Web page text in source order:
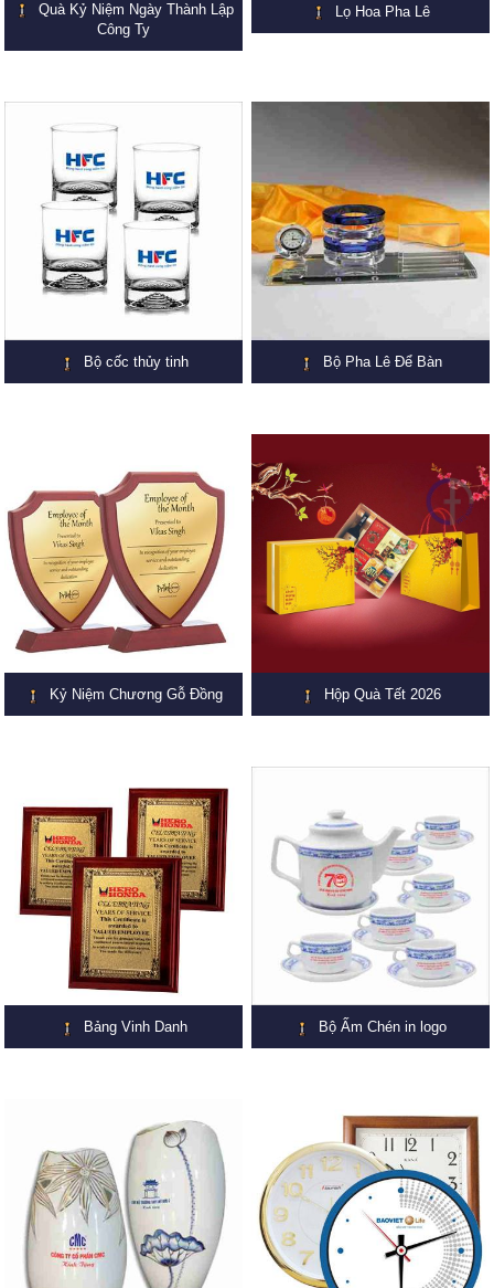
Quà Kỷ Niệm Ngày Thành Lập
Công Ty
Lọ Hoa Pha Lê
Bộ cốc thủy tinh Bộ Pha Lê Để Bàn
Kỷ Niệm Chương Gỗ Đồng Hộp Quà Tết 2026
Bảng Vinh Danh Bộ Ấm Chén in logo